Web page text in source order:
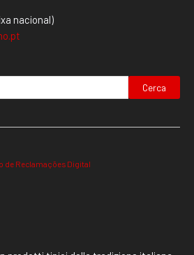
nacional)
Cerca
de Reclamações Digital